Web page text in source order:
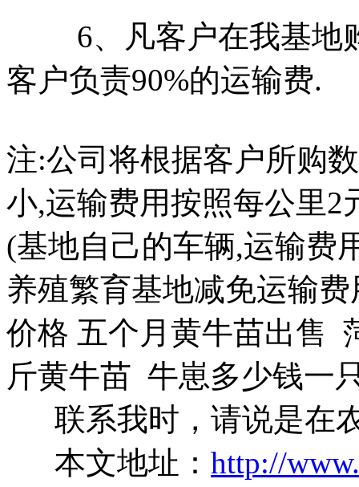
6、凡客户在我基地购
客户负责90%的运输费.
注:公司将根据客户所购
小,运输费用按照每公里2
(基地自己的车辆,运输费
养殖繁育基地减免运输
价格 五个月黄牛苗出售
斤黄牛苗 牛崽多少钱一
联系我时，请说是在
本文地址： http://